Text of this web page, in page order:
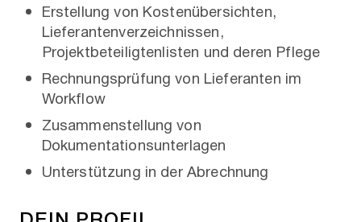
Erstellung von Kostenübersichten,
Lieferantenverzeichnissen,
Projektbeteiligtenlisten und deren Pflege
Rechnungsprüfung von Lieferanten im
Workflow
Zusammenstellung von
Dokumentationsunterlagen
Unterstützung in der Abrechnung